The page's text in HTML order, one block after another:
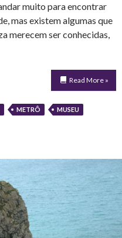
muito para encontrar
mas existem algumas que
merecem ser conhecidas,
Read More »
METRÔ
MUSEU